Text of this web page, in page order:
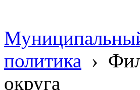
политика ›
округа